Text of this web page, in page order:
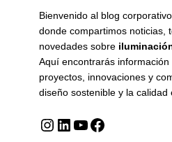
Bienvenido al blog
donde compartimos noticias,
novedades sobre
Aquí encontrarás
proyectos, innovaciones y
diseño sostenible y la calidad
Instagram LinkedIn YouTube Facebook